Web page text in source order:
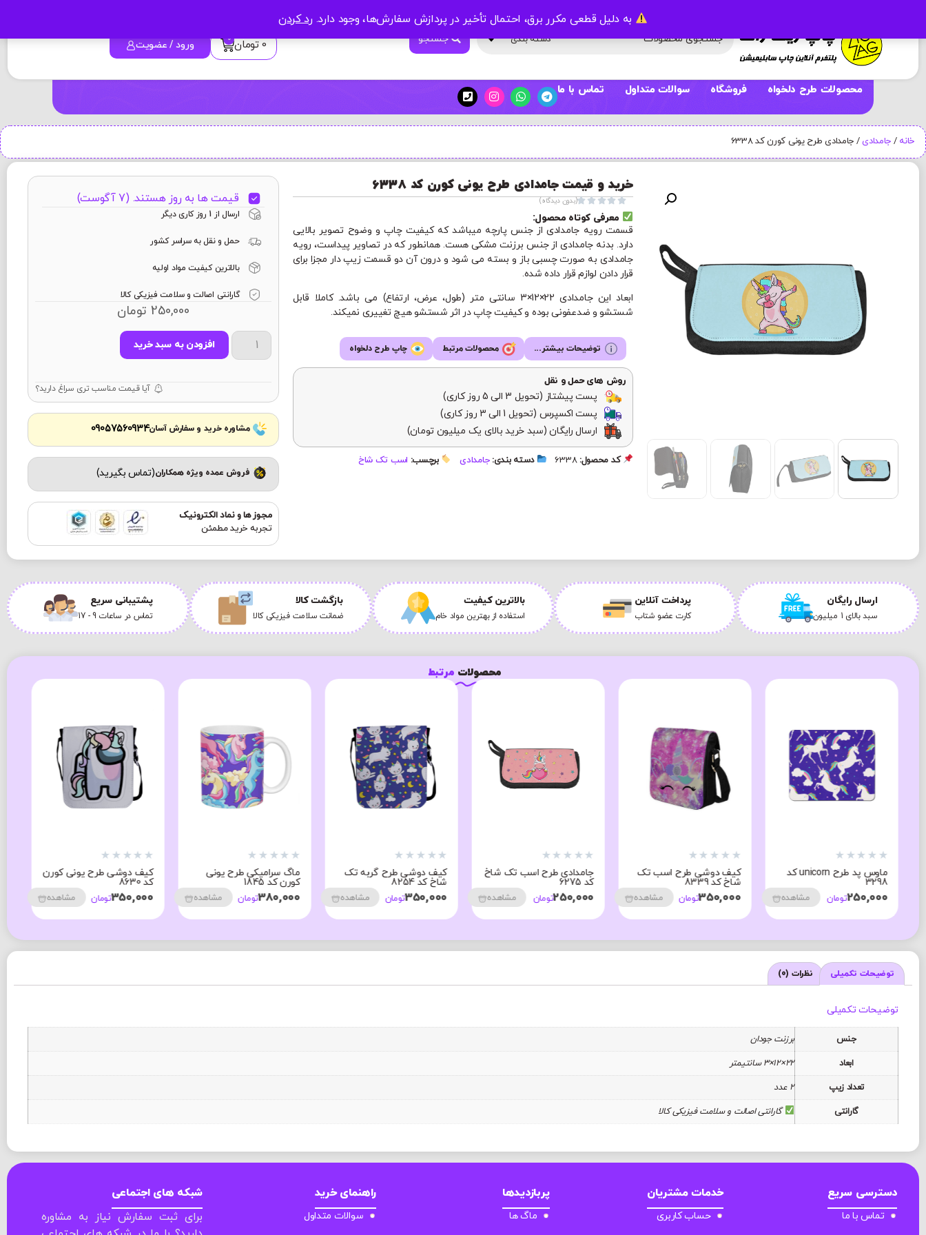
به دلیل قطعی مکرر برق، احتمال تأخیر در پردازش سفارش‌ها، وجود دارد. رد کردن
دسته بندی جستجو 0 تومان 0 ورود / عضویت
محصولات طرح دلخواه فروشگاه سوالات متداول تماس با ما
خانه / جامدادی / جامدادی طرح یونی کورن کد 6338
خرید و قیمت جامدادی طرح یونی کورن کد 6338




(بدون دیدگاه)
معرفی کوتاه محصول:
قسمت رویه جامدادی از جنس پارچه میباشد که کیفیت چاپ و وضوح تصویر بالایی
دارد. بدنه جامدادی از جنس برزنت مشکی هست. همانطور که در تصاویر پیداست، رویه
جامدادی به صورت چسبی باز و بسته می شود و درون آن دو قسمت زیپ دار مجزا برای
قرار دادن لوازم قرار داده شده.
ابعاد این جامدادی 22×12×3 سانتی متر (طول، عرض، ارتفاع) می باشد. کاملا قابل
شستشو و ضدعفونی بوده و کیفیت چاپ در اثر شستشو هیچ تغییری نمیکند.
توضیحات بیشتر... محصولات مرتبط چاپ طرح دلخواه
روش های حمل و نقل
پست پیشتاز (تحویل 3 الی 5 روز کاری)
پست اکسپرس (تحویل 1 الی 3 روز کاری)
ارسال رایگان (سبد خرید بالای یک میلیون تومان)
کد محصول:6338 دسته بندی: جامدادی برچسب: اسب تک شاخ
قیمت ها به روز هستند. (7 آگوست)
ارسال از 1 روز کاری دیگر
حمل و نقل به سراسر کشور
بالاترین کیفیت مواد اولیه
گارانتی اصالت و سلامت فیزیکی کالا
250,000 تومان
افزودن به سبد خرید
آیا قیمت مناسب تری سراغ دارید؟
مشاوره خرید و سفارش آسان09057560934
فروش عمده ویژه همکاران(تماس بگیرید)
مجوز ها و نماد الکترونیک
تجربه خرید مطمئن
ارسال رایگان
سبد بالای 1 میلیون
پرداخت آنلاین
کارت عضو شتاب
بالاترین کیفیت
استفاده از بهترین مواد خام
بازگشت کالا
ضمانت سلامت فیزیکی کالا
پشتیبانی سریع
تماس در ساعات 9 - 17
محصولات مرتبط
★
★
★
★
★
ماوس پد طرح unicorn کد
3298
250,000تومان مشاهده
★
★
★
★
★
کیف دوشی طرح اسب تک
شاخ کد 8339
350,000تومان مشاهده
★
★
★
★
★
جامدادی طرح اسب تک شاخ
کد 6275
250,000تومان مشاهده
★
★
★
★
★
کیف دوشی طرح گربه تک
شاخ کد 8254
350,000تومان مشاهده
★
★
★
★
★
ماگ سرامیکی طرح یونی
کورن کد 1845
380,000تومان مشاهده
★
★
★
★
★
کیف دوشی طرح یونی کورن
کد 8630
350,000تومان مشاهده
توضیحات تکمیلی نظرات (0)
توضیحات تکمیلی
جنس
برزنت جودان
ابعاد
22×12×3 سانتیمتر
تعداد زیپ
2 عدد
گارانتی
گارانتی اصالت و سلامت فیزیکی کالا
دسترسی سریع
تماس با ما
خدمات مشتریان
حساب کاربری
پربازدیدها
ماگ ها
راهنمای خرید
سوالات متداول
شبکه های اجتماعی
برای ثبت سفارش نیاز به مشاوره